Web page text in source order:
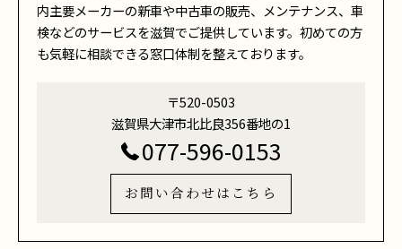
内主要メーカーの新車や中古車の販売、メンテナンス、車
検などのサービスを滋賀でご提供しています。初めての方
も気軽に相談できる窓口体制を整えております。
〒520-0503
滋賀県大津市北比良356番地の1
077-596-0153
お問い合わせはこちら